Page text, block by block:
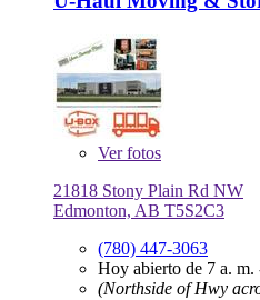
Verfotos
21818 Stony Plain Rd NW
Edmonton, AB T5S2C3
(780) 447-3063
Hoy abierto de 7 a. m.
(Northside of Hwy